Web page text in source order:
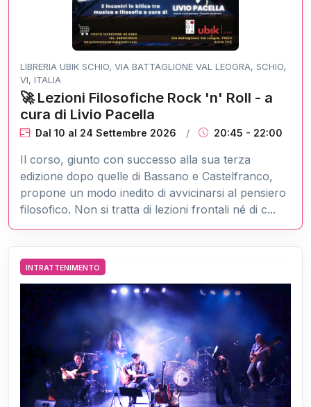
LIBRERIA UBIK SCHIO, VIA BATTAGLIONE VAL LEOGRA, SCHIO,
VI, ITALIA
🚀 Lezioni Filosofiche Rock 'n' Roll - a
cura di Livio Pacella
Dal 10 al 24 Settembre 2026 20:45 - 22:00
Il corso, giunto con successo alla sua terza
edizione dopo quelle di Bassano e Castelfranco,
propone un modo inedito di avvicinarsi al pensiero
filosofico. Non si tratta di lezioni frontali né di c...
INTRATTENIMENTO